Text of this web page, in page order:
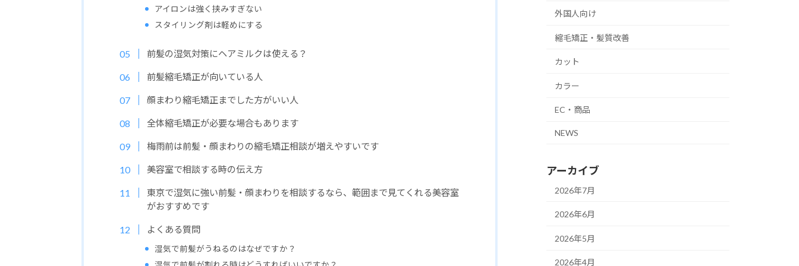
アイロンは強く挟みすぎない
スタイリング剤は軽めにする
前髪の湿気対策にヘアミルクは使える？
前髪縮毛矯正が向いている人
顔まわり縮毛矯正までした方がいい人
全体縮毛矯正が必要な場合もあります
梅雨前は前髪・顔まわりの縮毛矯正相談が増えやすいです
美容室で相談する時の伝え方
東京で湿気に強い前髪・顔まわりを相談するなら、範囲まで見てくれる美容室
がおすすめです
よくある質問
湿気で前髪がうねるのはなぜですか？
外国人向け
縮毛矯正・髪質改善
カット
カラー
EC・商品
NEWS
アーカイブ
2026年7月
2026年6月
2026年5月
2026年4月